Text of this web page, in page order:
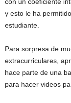
y esto le ha
estudiante.
Para sorpresa de
extracurriculares,
hace parte de una
para hacer videos